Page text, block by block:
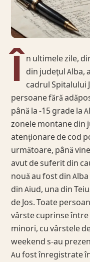
Î n ultimele zile,
din judeţul Alba,
cadrul Spitalului
persoane fără
până la -15 grade la
zonele montane din
atenţionare de cod
următoare, până
avut de suferit din
nouă au fost din
din Aiud, una din
de Jos. Toate
vârste cuprinse între
minori, cu vârstele
weekend s-au
Au fost înregistrate